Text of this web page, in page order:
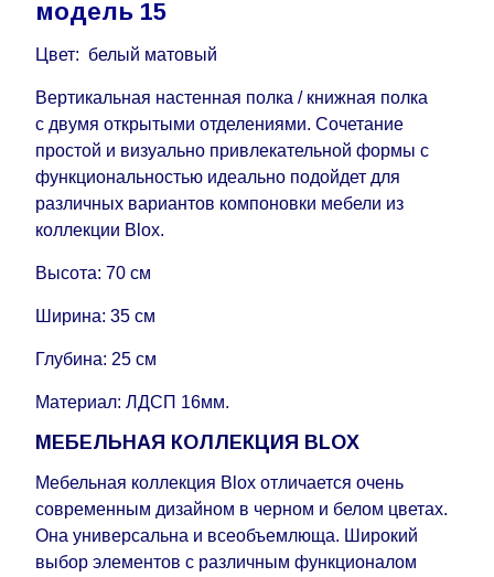
воскресенья по четверг недели, исключая
выходные, праздничные вечера и праздничные
кредитной компании клиента.
Возможны задержки, связанные с морской
доставкой при заказе мебели из-за границы, на
которые не может повлиять Поставщик, в этих
случаях срок доставки будет продлен еще на 30
рабочих дней и не будет считаться
задержкой.
ускоритьдоставку, но, не имея возможности
не несет ответственности за какие-либо
задержки.
является модулярной, что оставляет право за
Поставщиком сделать доставку по мере
поступления модулей с фабрики, в течение
дополнительных 60 рабочих дней после первой
доставки товара на дом клиенту.
модель 15
Цвет: белый матовый
Вертикальная настенная полка / книжная полка
с двумя открытыми отделениями. Сочетание
простой и визуально привлекательной формы с
функциональностью идеально подойдет для
различных вариантов компоновки мебели из
коллекции Blox.
Высота: 70 см
Ширина: 35 см
Глубина: 25 см
Материал: ЛДСП 16мм.
МЕБЕЛЬНАЯ КОЛЛЕКЦИЯ BLOX
Мебельная коллекция Blox отличается очень
современным дизайном в черном и белом цветах.
Она универсальна и всеобъемлюща. Широкий
выбор элементов с различным функционалом